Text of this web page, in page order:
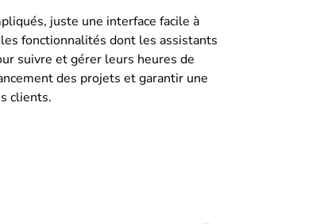
juste une interface facile à
fonctionnalités dont les assistants
suivre et gérer leurs heures de
des projets et garantir une
clients.